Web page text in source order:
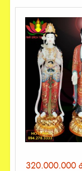
320.000.000